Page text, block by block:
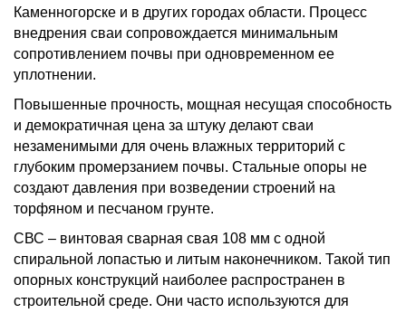
Каменногорске и в других городах области. Процесс
внедрения сваи сопровождается минимальным
сопротивлением почвы при одновременном ее
уплотнении.
Повышенные прочность, мощная несущая способность
и демократичная цена за штуку делают сваи
незаменимыми для очень влажных территорий с
глубоким промерзанием почвы. Стальные опоры не
создают давления при возведении строений на
торфяном и песчаном грунте.
СВС – винтовая сварная свая 108 мм с одной
спиральной лопастью и литым наконечником. Такой тип
опорных конструкций наиболее распространен в
строительной среде. Они часто используются для